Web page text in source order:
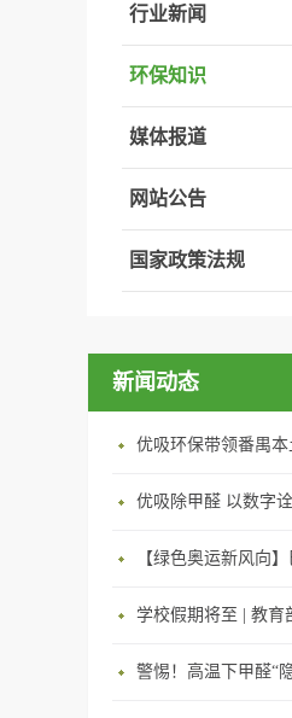
行业新闻
环保知识
媒体报道
网站公告
国家政策法规
新闻动态